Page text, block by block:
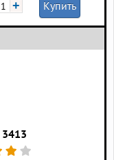
+ Купить
3413